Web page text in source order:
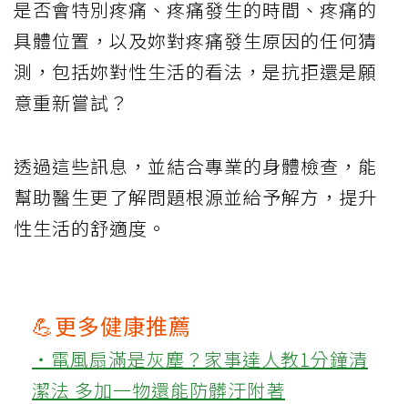
是否會特別疼痛、疼痛發生的時間、疼痛的
具體位置，以及妳對疼痛發生原因的任何猜
測，包括妳對性生活的看法，是抗拒還是願
意重新嘗試？
透過這些訊息，並結合專業的身體檢查，能
幫助醫生更了解問題根源並給予解方，提升
性生活的舒適度。
💪更多健康推薦
‧電風扇滿是灰塵？家事達人教1分鐘清
潔法 多加一物還能防髒汙附著